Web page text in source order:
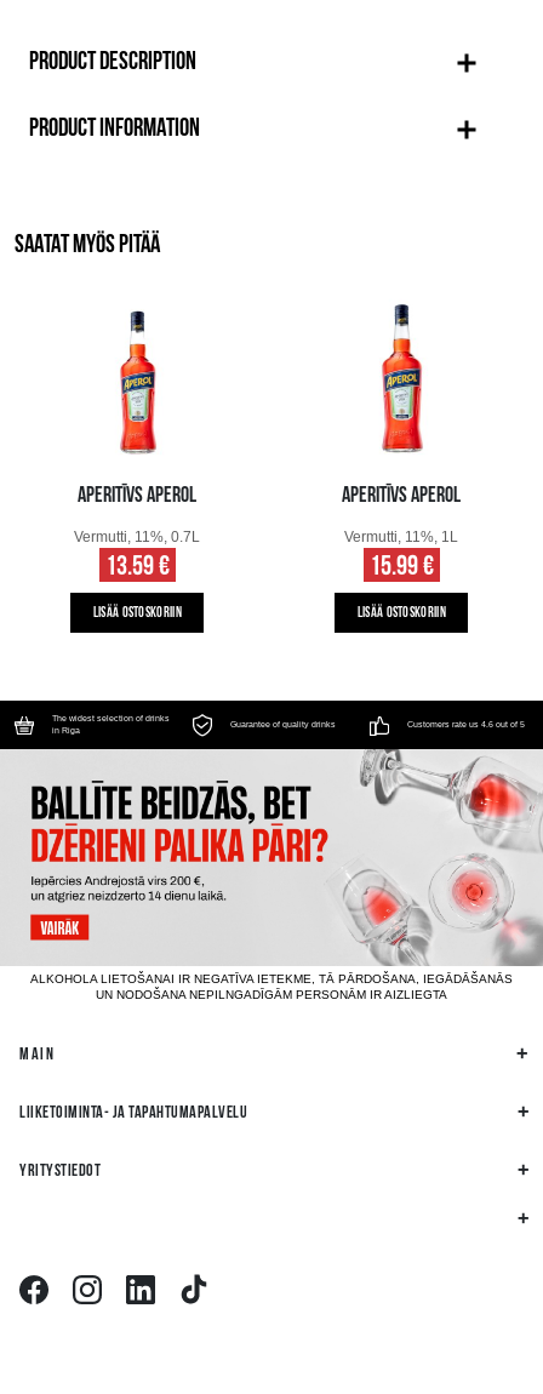
PRODUCT DESCRIPTION
PRODUCT INFORMATION
SAATAT MYÖS PITÄÄ
APERITĪVS APEROL
Vermutti, 11%, 0.7L
13.59 €
LISÄÄ OSTOSKORIIN
APERITĪVS APEROL
Vermutti, 11%, 1L
15.99 €
LISÄÄ OSTOSKORIIN
The widest selection of drinks
in Riga
Guarantee of quality drinks Customers rate us 4.6 out of 5
ALKOHOLA LIETOŠANAI IR NEGATĪVA IETEKME, TĀ PĀRDOŠANA, IEGĀDĀŠANĀS
UN NODOŠANA NEPILNGADĪGĀM PERSONĀM IR AIZLIEGTA
MAIN
LIIKETOIMINTA- JA TAPAHTUMAPALVELU
YRITYSTIEDOT